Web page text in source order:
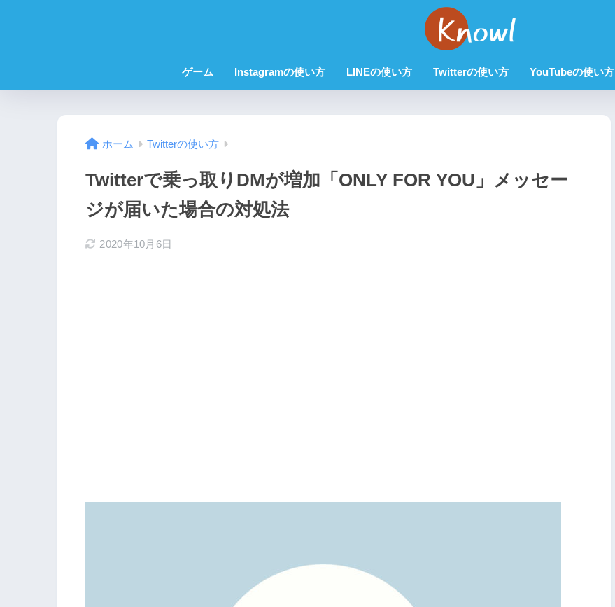
ゲーム Instagramの使い方 LINEの使い方 Twitterの使い方 YouTubeの使い方
ホーム Twitterの使い方
Twitterで乗っ取りDMが増加「ONLY FOR YOU」メッセー
ジが届いた場合の対処法
2020年10月6日